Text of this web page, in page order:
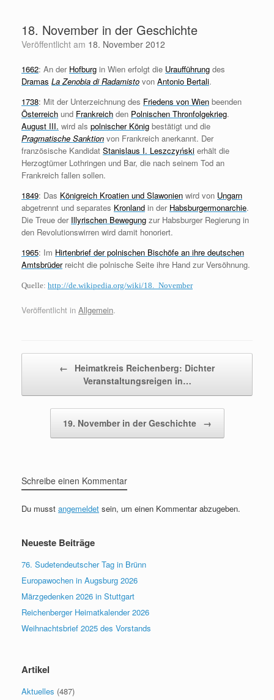
springen18. November in der Geschichte
Veröffentlicht am 18. November 2012
1662: An der Hofburg in Wien erfolgt die Uraufführung des
Dramas La Zenobia di Radamisto von Antonio Bertali.
1738: Mit der Unterzeichnung des Friedens von Wien beenden
Österreich und Frankreich den Polnischen Thronfolgekrieg.
August III. wird als polnischer König bestätigt und die
Pragmatische Sanktion von Frankreich anerkannt. Der
französische Kandidat Stanislaus I. Leszczyński erhält die
Herzogtümer Lothringen und Bar, die nach seinem Tod an
Frankreich fallen sollen.
1849: Das Königreich Kroatien und Slawonien wird von Ungarn
abgetrennt und separates Kronland in der Habsburgermonarchie.
Die Treue der Illyrischen Bewegung zur Habsburger Regierung in
den Revolutionswirren wird damit honoriert.
1965: Im Hirtenbrief der polnischen Bischöfe an ihre deutschen
Amtsbrüderreicht die polnische Seite ihre Hand zur Versöhnung.
Quelle: http://de.wikipedia.org/wiki/18._November
Veröffentlicht in Allgemein.
←
Heimatkreis Reichenberg: Dichter
Veranstaltungsreigen in…
19. November in der Geschichte →
Schreibe einen Kommentar
Du musst angemeldet sein, um einen Kommentar abzugeben.
Neueste Beiträge
76. Sudetendeutscher Tag in Brünn
Europawochen in Augsburg 2026
Märzgedenken 2026 in Stuttgart
Reichenberger Heimatkalender 2026
Weihnachtsbrief 2025 des Vorstands
Artikel
Aktuelles (487)